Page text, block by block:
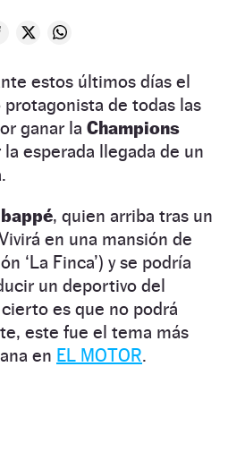
estos últimos días el
protagonista de todas las
ganar la Champions
esperada llegada de un
, quien arriba tras un
en una mansión de
‘La Finca’) y se podría
un deportivo del
es que no podrá
este fue el tema más
en EL MOTOR.